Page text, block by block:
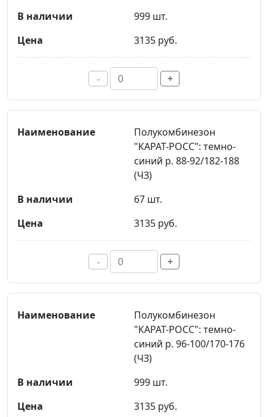
999 шт.
3135 руб.
- +
Полукомбинезон
"КАРАТ-РОСС": темно-
синий р. 88-92/182-188
(ЧЗ)
67 шт.
3135 руб.
- +
Полукомбинезон
"КАРАТ-РОСС": темно-
синий р. 96-100/170-176
(ЧЗ)
999 шт.
3135 руб.